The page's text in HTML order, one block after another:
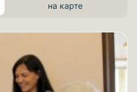
на карте